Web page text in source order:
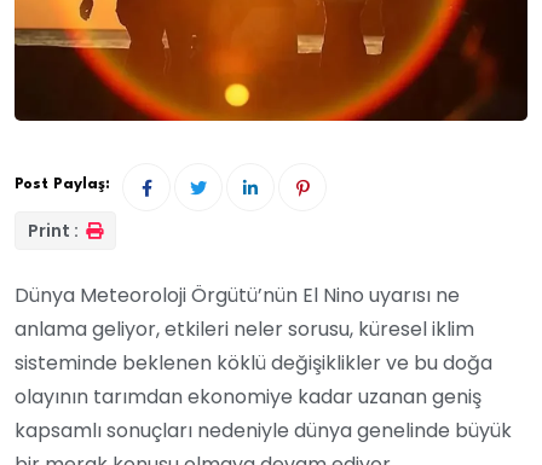
Post Paylaş:
Print :
Dünya Meteoroloji Örgütü’nün El Nino uyarısı ne
anlama geliyor, etkileri neler sorusu, küresel iklim
sisteminde beklenen köklü değişiklikler ve bu doğa
olayının tarımdan ekonomiye kadar uzanan geniş
kapsamlı sonuçları nedeniyle dünya genelinde büyük